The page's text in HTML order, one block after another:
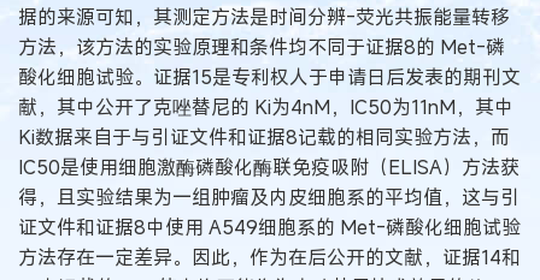
据的来源可知，其测定方法是时间分辨-荧光共振能量转移
方法，该方法的实验原理和条件均不同于证据8的 Met-磷
酸化细胞试验。证据15是专利权人于申请日后发表的期刊文
献，其中公开了克唑替尼的 Ki为4nM，IC50为11nM，其中
Ki数据来自于与引证文件和证据8记载的相同实验方法，而
IC50是使用细胞激酶磷酸化酶联免疫吸附（ELISA）方法获
得，且实验结果为一组肿瘤及内皮细胞系的平均值，这与引
证文件和证据8中使用 A549细胞系的 Met-磷酸化细胞试验
方法存在一定差异。因此，作为在后公开的文献，证据14和